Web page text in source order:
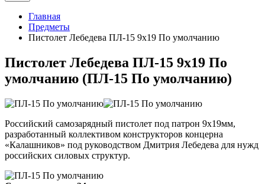
Главная
Предметы
Пистолет Лебедева ПЛ-15 9x19 По умолчанию
Пистолет Лебедева ПЛ-15 9x19 По
умолчанию (ПЛ-15 По умолчанию)
Российский самозарядный пистолет под патрон 9x19мм,
разработанный коллективом конструкторов концерна
«Калашников» под руководством Дмитрия Лебедева для нужд
российских силовых структур.